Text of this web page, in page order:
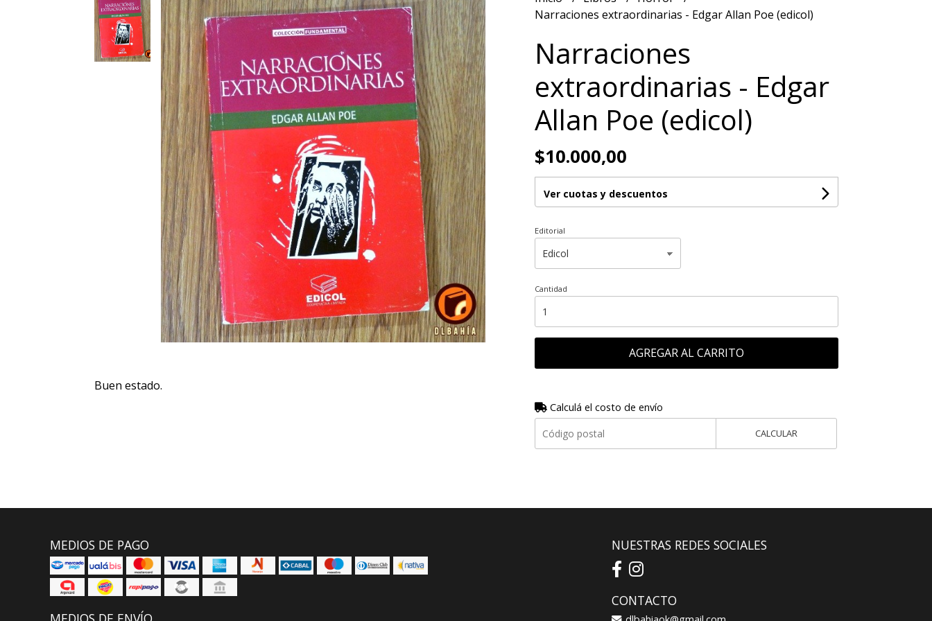
Buen estado.
Narraciones extraordinarias - Edgar Allan Poe (edicol)
Narraciones
extraordinarias - Edgar
Allan Poe (edicol)
$10.000,00
Ver cuotas y descuentos
Editorial
Cantidad
AGREGAR AL CARRITO
Calculá el costo de envío
CALCULAR
MEDIOS DE PAGO NUESTRAS REDES SOCIALES
CONTACTO